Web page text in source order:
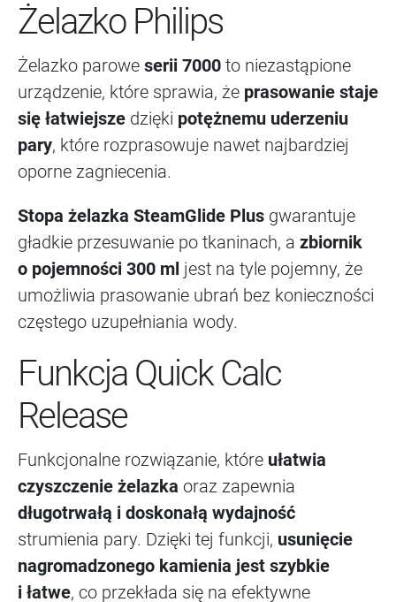
Żelazko Philips
Żelazko parowe serii 7000 to niezastąpione
urządzenie, które sprawia, że prasowanie staje
się łatwiejsze dzięki potężnemu uderzeniu
pary, które rozprasowuje nawet najbardziej
oporne zagniecenia.
Stopa żelazka SteamGlide Plus gwarantuje
gładkie przesuwanie po tkaninach, a zbiornik
o pojemności 300 ml jest na tyle pojemny, że
umożliwia prasowanie ubrań bez konieczności
częstego uzupełniania wody.
Funkcja Quick Calc
Release
Funkcjonalne rozwiązanie, które ułatwia
czyszczenie żelazka oraz zapewnia
długotrwałą i doskonałą wydajność
strumienia pary. Dzięki tej funkcji, usunięcie
nagromadzonego kamienia jest szybkie
i łatwe, co przekłada się na efektywne